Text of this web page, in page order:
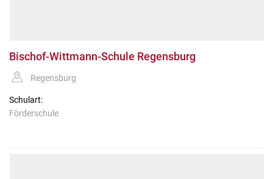
Bischof-Wittmann-Schule Regensburg
Regensburg
Schulart:
Förderschule